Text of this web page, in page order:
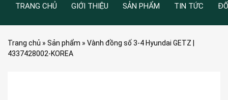
TRANG CHỦ GIỚI THIỆU SẢN PHẨM TIN TỨC
Trang chủ » Sản phẩm » Vành đồng số 3-4 Hyundai GETZ |
4337428002-KOREA